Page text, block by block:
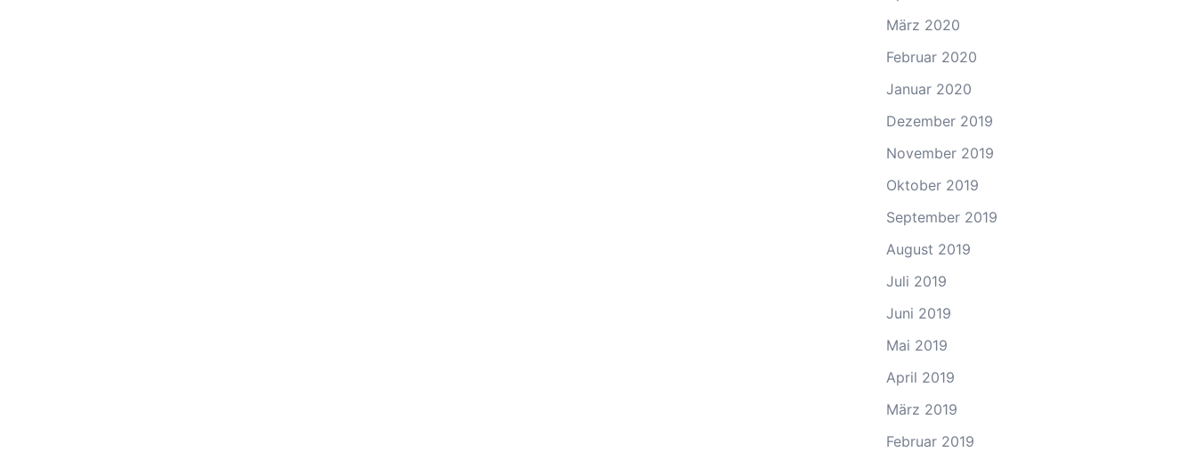
März 2020
Februar 2020
Januar 2020
Dezember 2019
November 2019
Oktober 2019
September 2019
August 2019
Juli 2019
Juni 2019
Mai 2019
April 2019
März 2019
Februar 2019